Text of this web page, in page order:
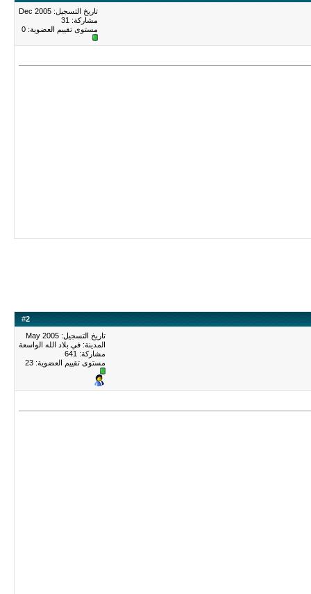
تاريخ التسجيل: Dec 2005
مشاركة: 31
مستوى تقييم العضوية: 0
#2
تاريخ التسجيل: May 2005
المدينة: في بلاد الله الواسعة
مشاركة: 641
مستوى تقييم العضوية: 23